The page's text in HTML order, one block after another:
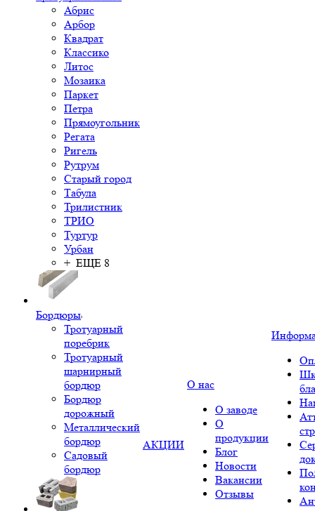
Абрис
Арбор
Квадрат
Классико
Литос
Мозаика
Паркет
Петра
Прямоугольник
Регата
Ригель
Рутрум
Старый город
Табула
Трилистник
ТРИО
Туртур
Урбан
+ ЕЩЕ 8
Бордюры
Тротуарный
поребрик
Тротуарный
шарнирный
бордюр
Бордюр
дорожный
Металлический
бордюр
Садовый
бордюр
АКЦИИ
О нас
О заводе
О
продукции
Блог
Новости
Вакансии
Отзывы